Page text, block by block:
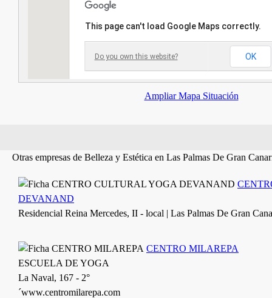
This page can't load Google Maps correctly.
Do you own this website? OK
Ampliar Mapa Situación
Otras empresas de Belleza y Estética en Las Palmas De Gran
DEVANAND
Residencial Reina Mercedes, II - local | Las Palmas De Gran
CENTRO MILAREPA
ESCUELA DE YOGA
La Naval, 167 - 2°
´www.centromilarepa.com